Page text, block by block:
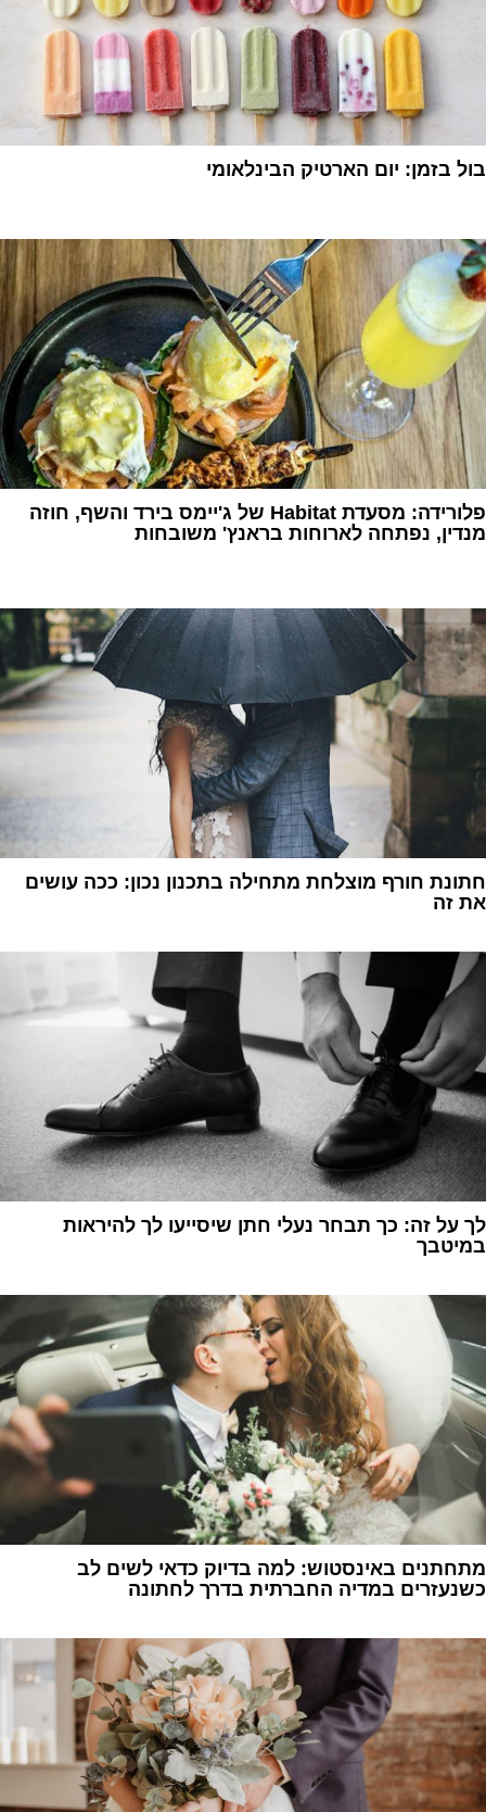
בול בזמן: יום הארטיק הבינלאומי
פלורידה: מסעדת Habitat של ג'יימס בירד והשף, חוזה
מנדין, נפתחה לארוחות בראנץ' משובחות
חתונת חורף מוצלחת מתחילה בתכנון נכון: ככה עושים
את זה
לך על זה: כך תבחר נעלי חתן שיסייעו לך להיראות
במיטבך
מתחתנים באינסטוש: למה בדיוק כדאי לשים לב
כשנעזרים במדיה החברתית בדרך לחתונה